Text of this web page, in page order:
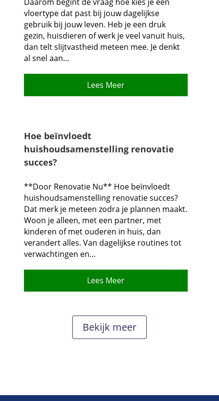
vloertype dat past bij jouw dagelijkse
gebruik bij jouw leven.​ Heb je een druk
gezin, huisdieren of werk je veel vanuit huis,
dan telt slijtvastheid meteen mee.​ Je denkt
al snel aan…
Lees Meer
Hoe beïnvloedt
huishoudsamenstelling renovatie
succes?
**Door Renovatie Nu** Hoe beïnvloedt
huishoudsamenstelling renovatie succes?
Dat merk je meteen zodra je plannen maakt.​
Woon je alleen, met een partner, met
kinderen of met ouderen in huis, dan
verandert alles.​ Van dagelijkse routines tot
verwachtingen en…
Lees Meer
Bekijk meer